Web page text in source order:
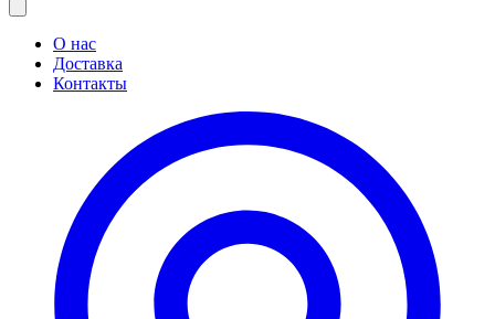
О нас
Доставка
Контакты